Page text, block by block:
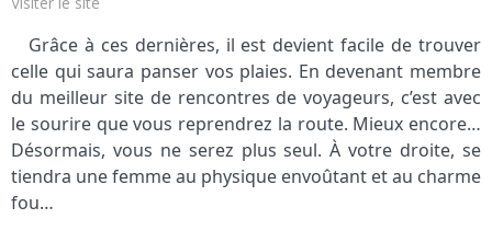
Grâce à ces dernières, il est devient facile de trouver
celle qui saura panser vos plaies. En devenant membre
du meilleur site de rencontres de voyageurs, c’est avec
le sourire que vous reprendrez la route. Mieux encore…
Désormais, vous ne serez plus seul. À votre droite, se
tiendra une femme au physique envoûtant et au charme
fou…